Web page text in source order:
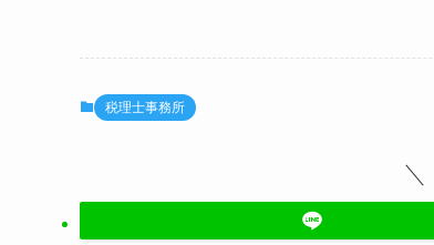
e
b
k
er
税理士事務所